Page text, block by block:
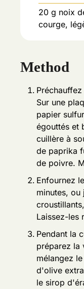
20 g noix
courge,
Method
Sur une
papier
égouttés et
cuillère à
de paprika
de poivre.
Enfournez
minutes,
Laissez-les
Pendant la
préparez la
mélangez
d'olive
le sirop